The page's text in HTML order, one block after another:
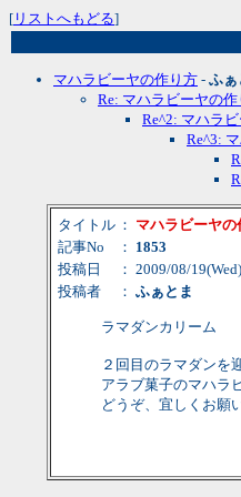
[ リストへもどる]
マハラビーヤの作り方 - ふぁ
Re: マハラビーヤの作
Re^2: マハラ
Re^3:
タイトル ： マハラビーヤの
記事No
： 1853
投稿日
： 2009/08/
投稿者
： ふぁとま
ラマダンカリーム
２回目のラマダンを
アラブ菓子のマハラ
どうぞ、宜しくお願